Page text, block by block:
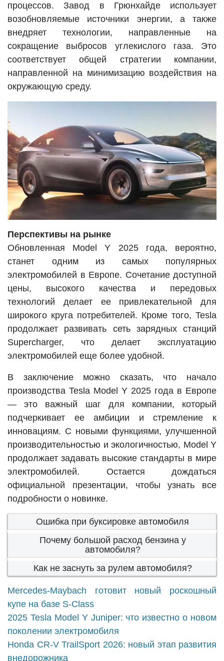
процессов. Завод в Грюнхайде использует
возобновляемые источники энергии, а также
внедряет технологии, направленные на
сокращение выбросов углекислого газа. Это
соответствует общей стратегии компании,
направленной на минимизацию воздействия на
окружающую среду.
Перспективы на рынке
Обновленная Model Y 2025 года, вероятно,
станет одним из самых популярных
электромобилей в Европе. Сочетание доступной
цены, высокого качества и передовых
технологий делает ее привлекательной для
широкого круга потребителей. Кроме того, Tesla
продолжает развивать сеть зарядных станций
Supercharger, что делает эксплуатацию
электромобилей еще более удобной.
В заключение можно сказать, что начало
производства Tesla Model Y 2025 года в Европе
— это важный шаг для компании, который
подчеркивает ее амбиции и стремление к
инновациям. С новыми функциями, улучшенной
производительностью и экологичностью, Model Y
продолжает задавать высокие стандарты в мире
электромобилей. Остается дождаться
официальной презентации, чтобы узнать все
подробности о новинке.
Ошибка при буксировке автомобиля
Почему большой расход бензина у
автомобиля?
Как не заснуть за рулем автомобиля?
Mercedes-Maybach готовит новый роскошный
купе на базе S-Class
2025 Tesla Model Y Juniper: что известно о новом
поколении электромобиля
Honda CR-V TrailSport 2026: новый этап развития
внедорожника